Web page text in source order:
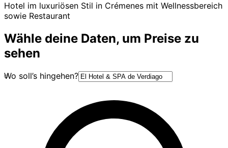
Hotel im luxuriösen Stil in Crémenes mit Wellnessbereich
sowie Restaurant
Wähle deine Daten, um Preise zu
sehen
Wo soll’s hingehen?